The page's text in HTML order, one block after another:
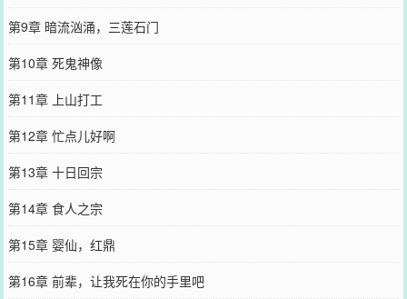
第9章 暗流汹涌，三莲石门
第10章 死鬼神像
第11章 上山打工
第12章 忙点儿好啊
第13章 十日回宗
第14章 食人之宗
第15章 婴仙，红鼎
第16章 前辈，让我死在你的手里吧